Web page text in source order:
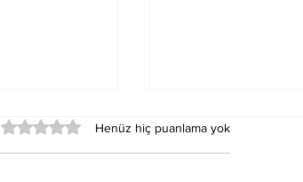
5 üzerinden 0 yıldızHenüz hiç puanlama yok